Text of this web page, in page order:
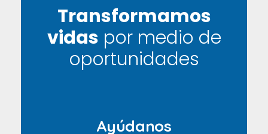
Transformamos
vidas por medio de
oportunidades
Ayúdanos